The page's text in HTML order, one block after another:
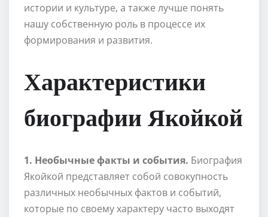
истории и культуре, а также лучше понять
нашу собственную роль в процессе их
формирования и развития.
Характеристики
биографии Якойкой
1. Необычные факты и события. Биография
Якойкой представляет собой совокупность
различных необычных фактов и событий,
которые по своему характеру часто выходят